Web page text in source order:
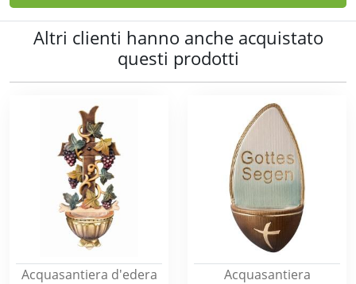
Altri clienti hanno anche acquistato
questi prodotti
Acquasantiera d'edera Acquasantiera